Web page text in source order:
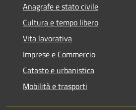
Anagrafe e stato civile
Cultura e tempo libero
Vita lavorativa
Imprese e Commercio
Catasto e urbanistica
Mobilità e trasporti